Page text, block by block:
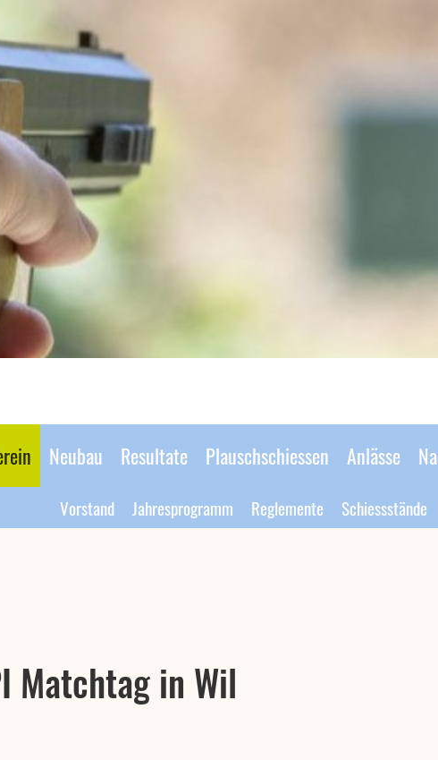
Neubau Resultate Plauschschiessen Anlässe
Vorstand Jahresprogramm Reglemente Schiessstände
Matchtag in Wil